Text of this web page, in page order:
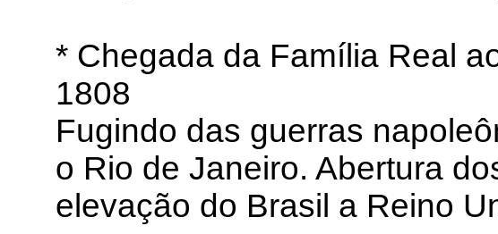
* Chegada da Família Real
1808
Fugindo das guerras
o Rio de Janeiro. Abertura
elevação do Brasil a Reino